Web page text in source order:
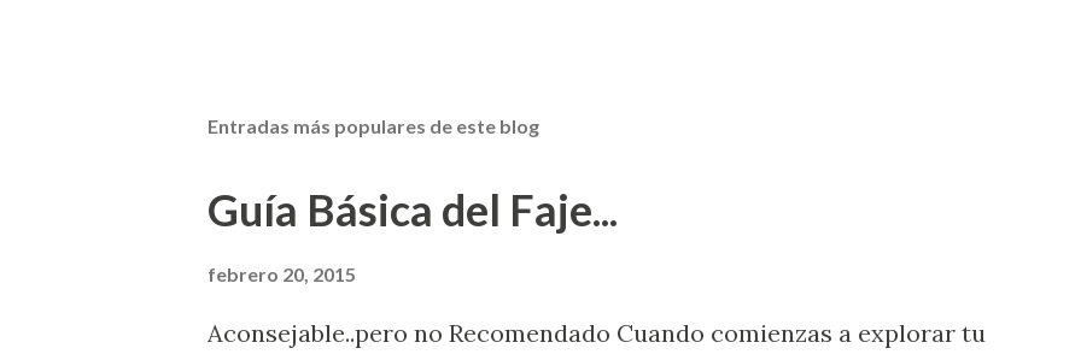
Entradas más populares de este blog
Guía Básica del Faje...
febrero 20, 2015
Aconsejable..pero no Recomendado Cuando comienzas a explorar tu